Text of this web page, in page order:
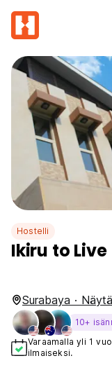
Hostelli
Ikiru to Live
Surabaya ·
10+
Varaamalla yli 1
ilmaiseksi.